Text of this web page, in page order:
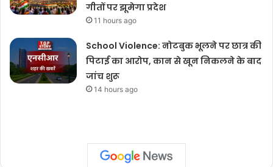
गीतों पर झूमेगा प्रदेश
11 hours ago
School Violence: नोटबुक भूलने पर छात्र की
पिटाई का आरोप, कान से खून निकलने के बाद
जांच शुरू
14 hours ago